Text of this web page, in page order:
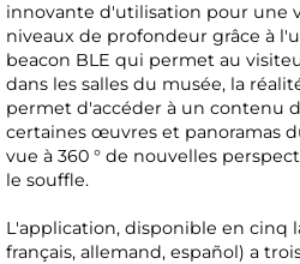
innovante d'utilisation pour une
niveaux de profondeur grâce à
beacon BLE qui permet au
dans les salles du musée, la
permet d'accéder à un contenu
certaines œuvres et panoramas
vue à 360 ° de nouvelles
le souffle.
L'application, disponible en cinq
français, allemand, español) a